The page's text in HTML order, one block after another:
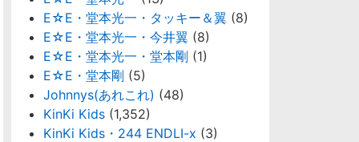
E☆E・堂本光一・タッキー＆翼 (8)
E☆E・堂本光一・今井翼 (8)
E☆E・堂本光一・堂本剛 (1)
E☆E・堂本剛 (5)
Johnnys(あれこれ) (48)
KinKi Kids (1,352)
KinKi Kids・244 ENDLI-x (3)